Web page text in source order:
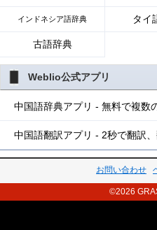
インドネシア語辞典 タイ
古語辞典
Weblio公式アプリ
中国語辞典アプリ - 無料で複数
中国語翻訳アプリ - 2秒で翻訳
お問い合わせ
©2026